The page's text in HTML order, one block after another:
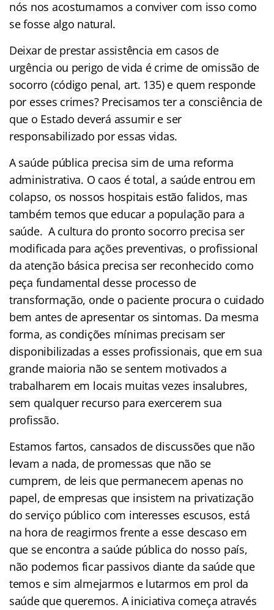
nós nos acostumamos a conviver com isso como
se fosse algo natural.
Deixar de prestar assistência em casos de
urgência ou perigo de vida é crime de omissão de
socorro (código penal, art. 135) e quem responde
por esses crimes? Precisamos ter a consciência de
que o Estado deverá assumir e ser
responsabilizado por essas vidas.
A saúde pública precisa sim de uma reforma
administrativa. O caos é total, a saúde entrou em
colapso, os nossos hospitais estão falidos, mas
também temos que educar a população para a
saúde. A cultura do pronto socorro precisa ser
modificada para ações preventivas, o profissional
da atenção básica precisa ser reconhecido como
peça fundamental desse processo de
transformação, onde o paciente procura o cuidado
bem antes de apresentar os sintomas. Da mesma
forma, as condições mínimas precisam ser
disponibilizadas a esses profissionais, que em sua
grande maioria não se sentem motivados a
trabalharem em locais muitas vezes insalubres,
sem qualquer recurso para exercerem sua
profissão.
Estamos fartos, cansados de discussões que não
levam a nada, de promessas que não se
cumprem, de leis que permanecem apenas no
papel, de empresas que insistem na privatização
do serviço público com interesses escusos, está
na hora de reagirmos frente a esse descaso em
que se encontra a saúde pública do nosso país,
não podemos ficar passivos diante da saúde que
temos e sim almejarmos e lutarmos em prol da
saúde que queremos. A iniciativa começa através